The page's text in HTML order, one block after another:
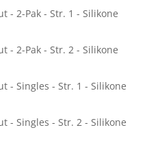
- 2-Pak - Str. 1 - Silikone
- 2-Pak - Str. 2 - Silikone
- Singles - Str. 1 - Silikone
- Singles - Str. 2 - Silikone